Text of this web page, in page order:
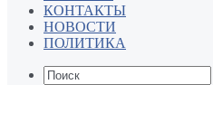
КОНТАКТЫ
НОВОСТИ
ПОЛИТИКА